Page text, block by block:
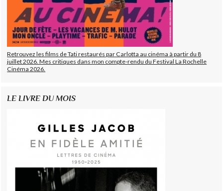
Retrouvez les films de Tati restaurés par Carlotta au cinéma à partir du 8
juillet 2026. Mes critiques dans mon compte-rendu du Festival La Rochelle
Cinéma 2026.
LE LIVRE DU MOIS